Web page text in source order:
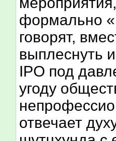
формально
говорят,
выплеснуть
IPO под
угоду
отвечает